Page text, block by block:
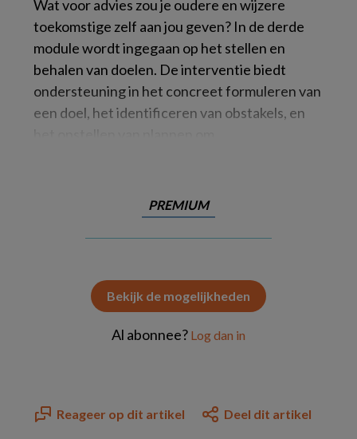
Wat voor advies zou je oudere en wijzere
toekomstige zelf aan jou geven? In de derde
module wordt ingegaan op het stellen en
behalen van doelen. De interventie biedt
ondersteuning in het concreet formuleren van
een doel, het identificeren van obstakels, en
PREMIUM
Bekijk de mogelijkheden
Al abonnee? Log dan in
Reageer op dit artikel Deel dit artikel